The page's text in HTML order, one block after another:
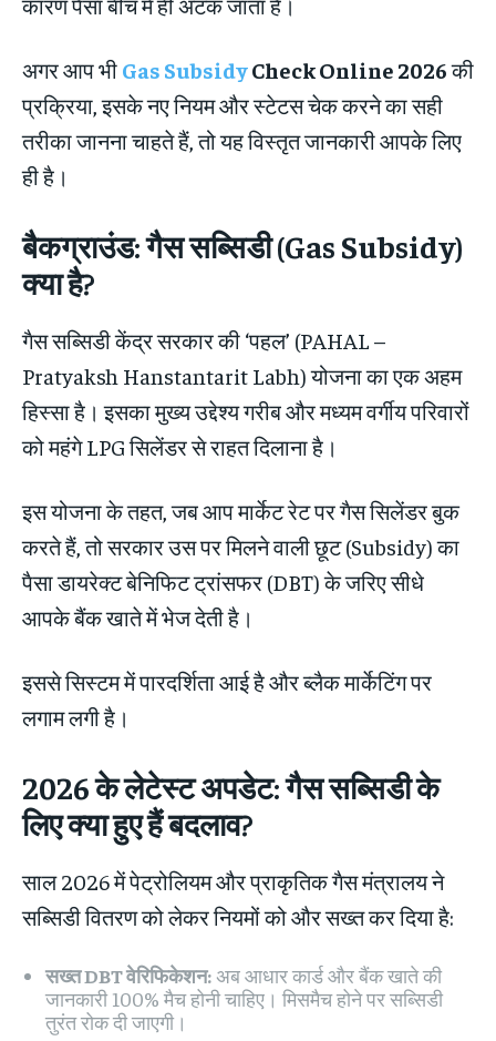
अगर आप भी Gas SubsidyCheck Online 2026की
प्रक्रिया, इसके नए नियम और स्टेटस चेक करने का सही
तरीका जानना चाहते हैं, तो यह विस्तृत जानकारी आपके लिए
ही है।
बैकग्राउंड: गैस सब्सिडी (Gas Subsidy)
क्या है?
गैस सब्सिडी केंद्र सरकार की ‘पहल’ (PAHAL –
Pratyaksh Hanstantarit Labh) योजना का एक अहम
हिस्सा है। इसका मुख्य उद्देश्य गरीब और मध्यम वर्गीय परिवारों
को महंगे LPG सिलेंडर से राहत दिलाना है।
इस योजना के तहत, जब आप मार्केट रेट पर गैस सिलेंडर बुक
करते हैं, तो सरकार उस पर मिलने वाली छूट (Subsidy) का
पैसा डायरेक्ट बेनिफिट ट्रांसफर (DBT) के जरिए सीधे
आपके बैंक खाते में भेज देती है।
इससे सिस्टम में पारदर्शिता आई है और ब्लैक मार्केटिंग पर
लगाम लगी है।
2026 के लेटेस्ट अपडेट: गैस सब्सिडी के
लिए क्या हुए हैं बदलाव?
साल 2026 में पेट्रोलियम और प्राकृतिक गैस मंत्रालय ने
सब्सिडी वितरण को लेकर नियमों को और सख्त कर दिया है:
सख्त DBT वेरिफिकेशन: अब आधार कार्ड और बैंक खाते की
जानकारी 100% मैच होनी चाहिए। मिसमैच होने पर सब्सिडी
तुरंत रोक दी जाएगी।